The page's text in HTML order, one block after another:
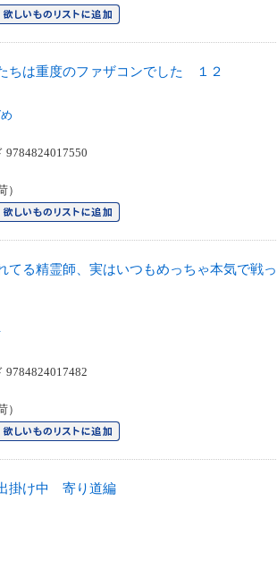
ちは重度のファザコンでした １２
てる精霊師、実はいつもめっちゃ本気で戦っ
掛け中 寄り道編